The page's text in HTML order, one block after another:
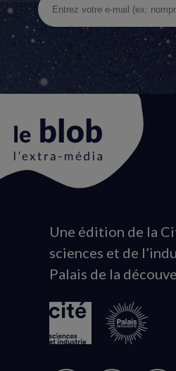
Animation
du
logo
Une édition de la
sciences et de
Palais de la